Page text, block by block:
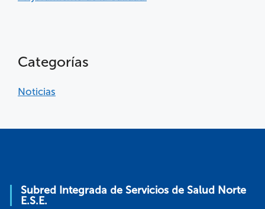
Categorías
Noticias
Subred Integrada de Servicios de Salud Norte
E.S.E.